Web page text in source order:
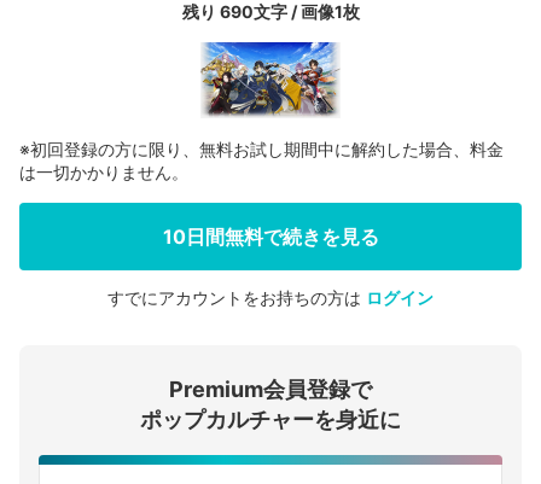
残り 690文字 / 画像1枚
会員登録する
ログインする
※初回登録の方に限り、無料お試し期間中に解約した場合、料金
は一切かかりません。
10日間無料で続きを見る
すでにアカウントをお持ちの方は ログイン
Premium会員登録で
ポップカルチャーを身近に